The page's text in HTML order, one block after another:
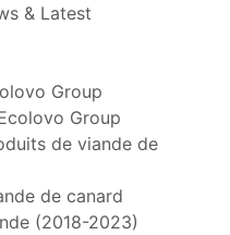
& Latest
Group
Group
de viande de
de canard
(2018-2023)